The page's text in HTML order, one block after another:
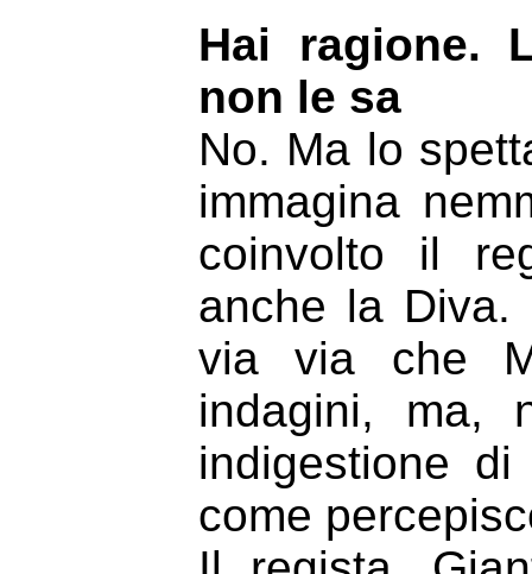
Hai ragione.
non le sa
No. Ma lo
immagina
coinvolto il
anche la Diva.
via via che
indagini, ma,
indigestione
come